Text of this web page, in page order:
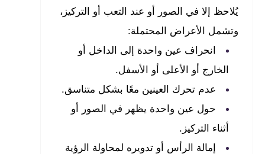
يُلاحظ إلا في الصور أو عند التعب أو التركيز،
وتشمل الأعراض المحتملة:
انحراف عين واحدة إلى الداخل أو
الخارج أو الأعلى أو الأسفل.
عدم تحرك العينين معًا بشكل متناسق.
حول عين واحدة يظهر في الصور أو
أثناء التركيز.
إمالة الرأس أو تدويره لمحاولة الرؤية